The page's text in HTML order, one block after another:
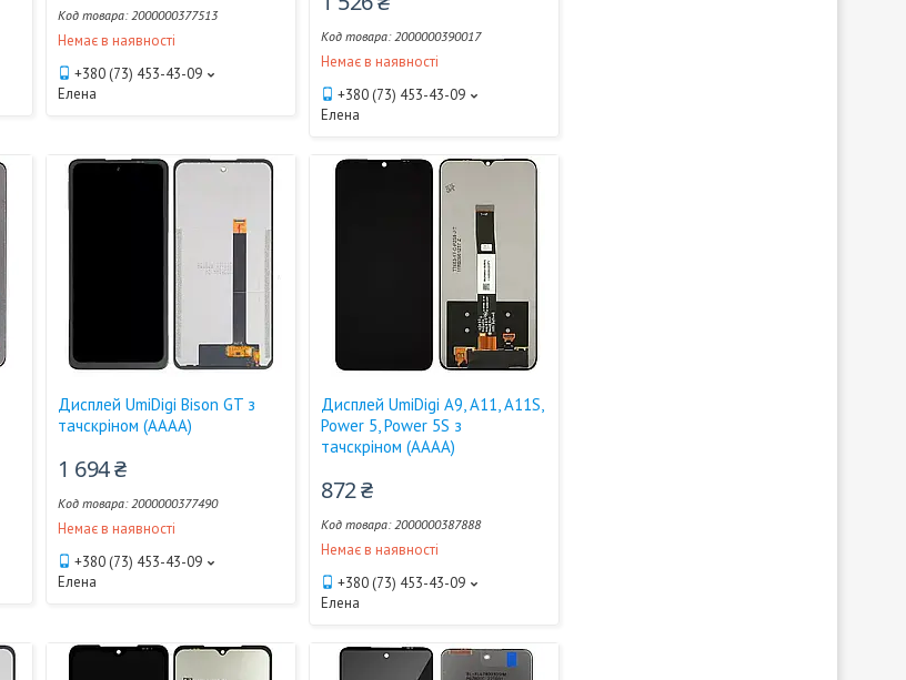
2000000377513
Немає в наявності
+380 (73) 453-43-09
Елена
2000000390017
Немає в наявності
+380 (73) 453-43-09
Елена
Дисплей UmiDigi Bison GT з
тачскріном (AAAA)
1 694 ₴
2000000377490
Немає в наявності
+380 (73) 453-43-09
Елена
Дисплей UmiDigi A9, A11, A11S,
Power 5, Power 5S з
тачскріном (AAAA)
872 ₴
2000000387888
Немає в наявності
+380 (73) 453-43-09
Елена